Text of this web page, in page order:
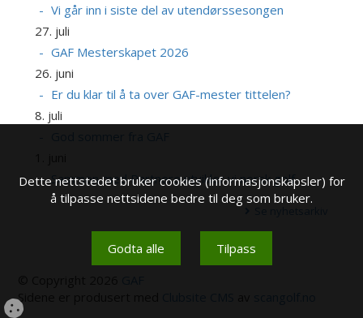
Vi går inn i siste del av utendørssesongen
27. juli
GAF Mesterskapet 2026
26. juni
Er du klar til å ta over GAF-mester tittelen?
8. juli
Sammen med Partnere utvikler vi norsk golf
Sidene er produsert med
Dette nettstedet bruker cookies (informasjonskapsler) for
å tilpasse nettsidene bedre til deg som bruker.
Godta alle Tilpass